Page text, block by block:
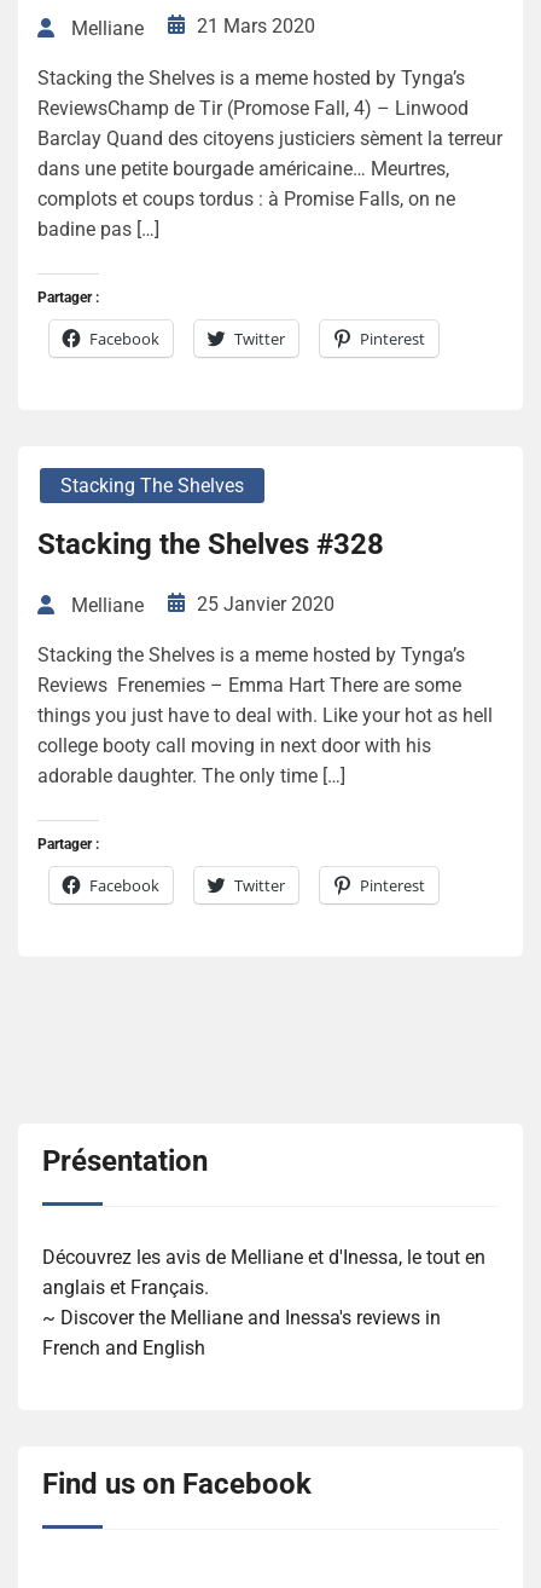
Melliane 21 Mars 2020
Stacking the Shelves is a meme hosted by Tynga’s
ReviewsChamp de Tir (Promose Fall, 4) – Linwood
Barclay Quand des citoyens justiciers sèment la terreur
dans une petite bourgade américaine… Meurtres,
complots et coups tordus : à Promise Falls, on ne
badine pas […]
Partager :
Facebook Twitter Pinterest
Stacking The Shelves
Stacking the Shelves #328
Melliane 25 Janvier 2020
Stacking the Shelves is a meme hosted by Tynga’s
Reviews Frenemies – Emma Hart There are some
things you just have to deal with. Like your hot as hell
college booty call moving in next door with his
adorable daughter. The only time […]
Partager :
Facebook Twitter Pinterest
Présentation
Découvrez les avis de Melliane et d'Inessa, le tout en
anglais et Français.
~ Discover the Melliane and Inessa's reviews in
French and English
Find us on Facebook